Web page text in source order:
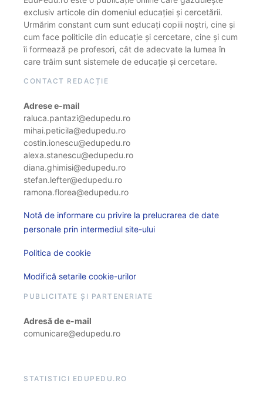
exclusiv articole din domeniul educației și cercetării.
Urmărim constant cum sunt educați copiii noștri, cine și
cum face politicile din educație și cercetare, cine și cum
îi formează pe profesori, cât de adecvate la lumea în
care trăim sunt sistemele de educație și cercetare.
CONTACT REDACȚIE
Adrese e-mail
raluca.pantazi@edupedu.ro
mihai.peticila@edupedu.ro
costin.ionescu@edupedu.ro
alexa.stanescu@edupedu.ro
diana.ghimisi@edupedu.ro
stefan.lefter@edupedu.ro
ramona.florea@edupedu.ro
Notă de informare cu privire la prelucrarea de date
personale prin intermediul site-ului
Politica de cookie
Modifică setarile cookie-urilor
PUBLICITATE ȘI PARTENERIATE
Adresă de e-mail
comunicare@edupedu.ro
STATISTICI EDUPEDU.RO